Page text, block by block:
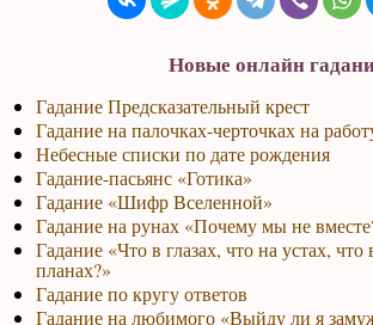
Новые онлайн
Гадание Предсказательный крест
Гадание на палочках-черточках на
Небесные списки по дате рождения
Гадание-пасьянс «Готика»
Гадание «Шифр Вселенной»
Гадание на рунах «Почему мы не
Гадание «Что в глазах, что на устах,
планах?»
Гадание по кругу ответов
Гадание на любимого «Выйду ли я